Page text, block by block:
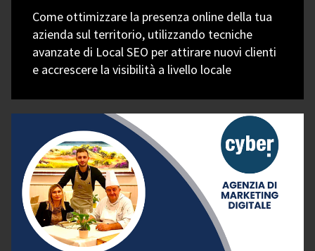
Come ottimizzare la presenza online della tua
azienda sul territorio, utilizzando tecniche
avanzate di Local SEO per attirare nuovi clienti
e accrescere la visibilità a livello locale